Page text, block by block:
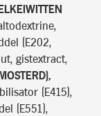
(E202,
gistextract,
(E415),
(E551),